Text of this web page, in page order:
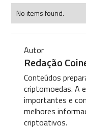
No items found.
Autor
Redação
Conteúdos
criptomoedas. A
importantes e
melhores
criptoativos.